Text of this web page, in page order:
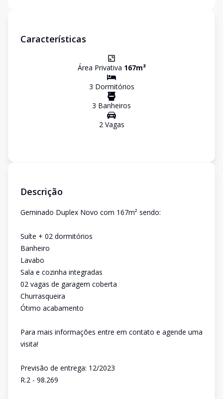
Características
Área Privativa 167m²
3 Dormitórios
3 Banheiros
2Vagas
Descrição
Geminado Duplex Novo com 167m² sendo:
Suíte + 02 dormitórios
Banheiro
Lavabo
Sala e cozinha integradas
02 vagas de garagem coberta
Churrasqueira
Ótimo acabamento
Para mais informações entre em contato e agende uma
visita!
Previsão de entrega: 12/2023
R.2 - 98.269